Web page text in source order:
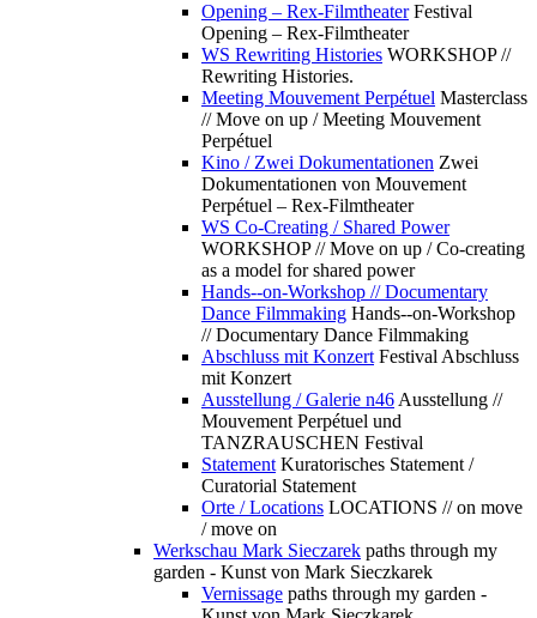
Opening – Rex-Filmtheater Festival
Opening – Rex-Filmtheater
WS Rewriting Histories WORKSHOP //
Rewriting Histories.
Meeting Mouvement Perpétuel Masterclass
// Move on up / Meeting Mouvement
Perpétuel
Kino / Zwei Dokumentationen Zwei
Dokumentationen von Mouvement
Perpétuel – Rex-Filmtheater
WS Co-Creating / Shared Power
WORKSHOP // Move on up / Co-creating
as a model for shared power
Hands--on-Workshop // Documentary
Dance Filmmaking Hands--on-Workshop
// Documentary Dance Filmmaking
Abschluss mit Konzert Festival Abschluss
mit Konzert
Ausstellung / Galerie n46 Ausstellung //
Mouvement Perpétuel und
TANZRAUSCHEN Festival
Statement Kuratorisches Statement /
Curatorial Statement
Orte / Locations LOCATIONS // on move
/ move on
Werkschau Mark Sieczarek paths through my
garden - Kunst von Mark Sieczkarek
Vernissage paths through my garden -